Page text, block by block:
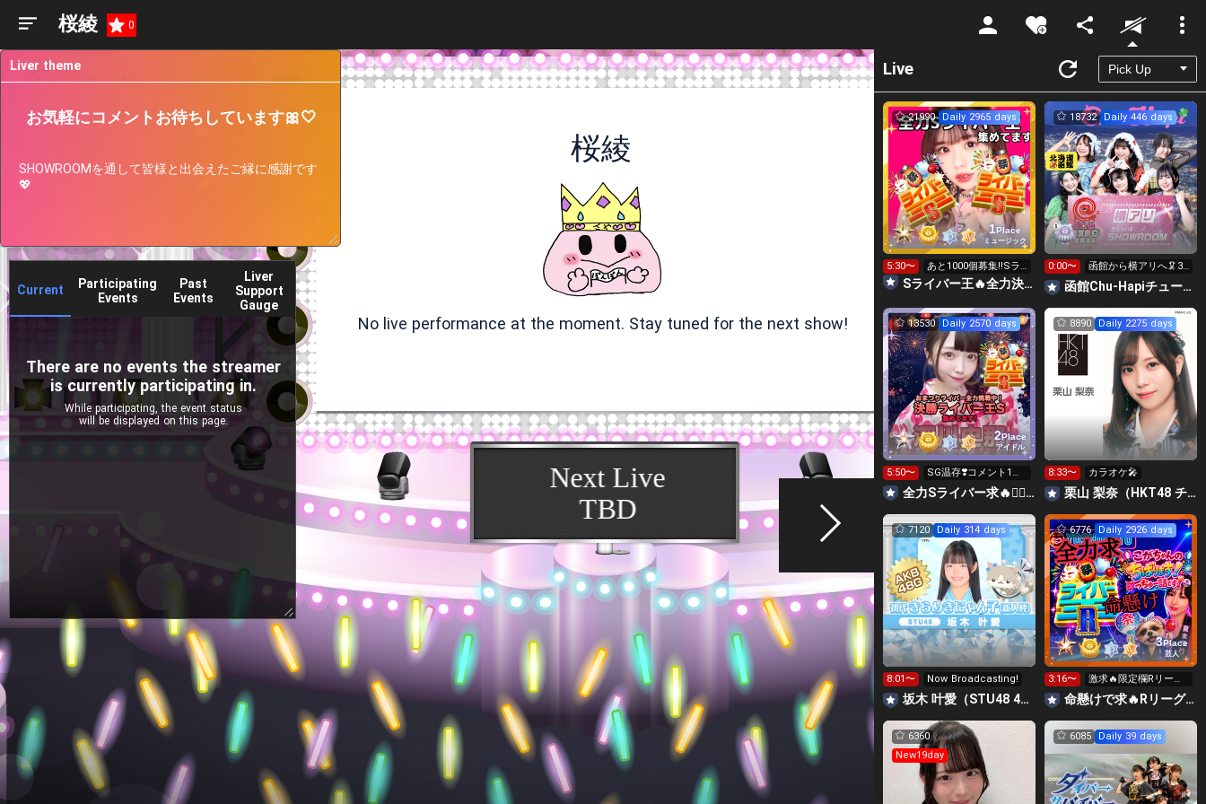
桜綾 0
Unmute
桜綾
No live performance at the moment. Stay tuned for the next show!
Current
Participating
Events
Past
Events
Liver
Support
Gauge
There are no events the streamer
is currently participating in.
While participating, the event status
will be displayed on this page.
Liver theme
お気軽にコメントお待ちしています🎀🤍
SHOWROOMを通して皆様と出会えたご縁に感謝です
💖
Live
1Place
ミュージック
21990 Daily 2965 days
5:30〜
あと1000個募集‼️Sラ
イバー王👑投げれま
Sライバー王🔥全力決勝🗽🌈Annnnnaの空⛱
18732 Daily 446 days
0:00〜
函館から横アリへ🦑32
0万pt目標！キラ星
求！
函館Chu-Hapiチューハピ🌈
2Place
アイドル
13530 Daily 2570 days
5:50〜
SG温存❣️コメント1回
で無料の S求🧡
全力Sライバー求🔥❤️‍🔥147cm深川史那のルーム🐸🎈
8890 Daily 2275 days
8:33〜 カラオケ🎤
栗山 梨奈（HKT48 チームKIV）
7120 Daily 314 days
8:01〜 Now Broadcasting!
坂木 叶愛（STU48 4期研究生）
3Place
芸人
6776 Daily 2926 days
3:16〜
激求🔥限定欄Rリーグ
👑0時～枠に来れる方
ギフト温存
命懸けで求🔥Rリーグ👑夏祭実行委員長🎆こがちゃんのちばります
6360
New19day
6085 Daily 39 days